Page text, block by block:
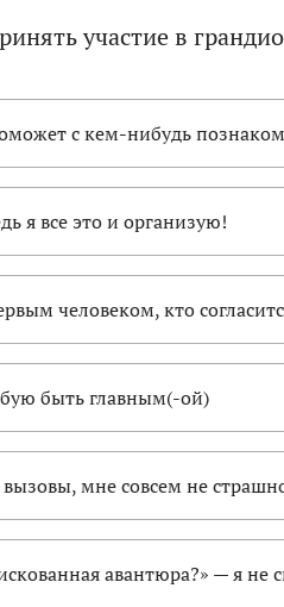
участие в
с кем-нибудь
я все это и организую!
человеком, кто
быть главным(-ой)
мне совсем не
авантюра?» — я не